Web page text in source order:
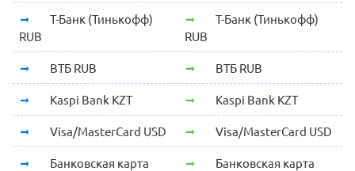
Т-Банк (Тинькофф)
RUB
Т-Банк (Тинькофф)
RUB
ВТБ RUB ВТБ RUB
Kaspi Bank KZT Kaspi Bank KZT
Visa/MasterCard USD Visa/MasterCard USD
Банковская карта
Банковская карта